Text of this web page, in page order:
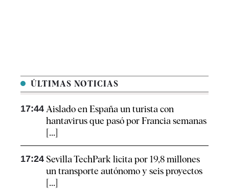
ÚLTIMAS NOTICIAS
17:44 Aislado en España un turista con
hantavirus que pasó por Francia semanas
[...]
17:24 Sevilla TechPark licita por 19,8 millones
un transporte autónomo y seis proyectos
[...]